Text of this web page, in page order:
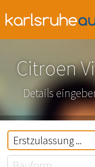
Citroen
Details